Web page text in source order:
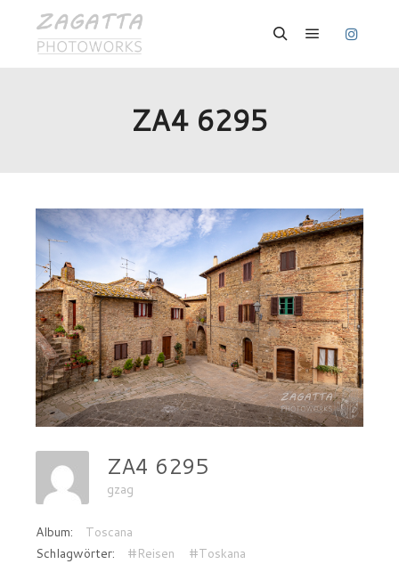
ZA4 6295
ZA4 6295
gzag
Album:
Toscana
Schlagwörter:
#Reisen #Toskana